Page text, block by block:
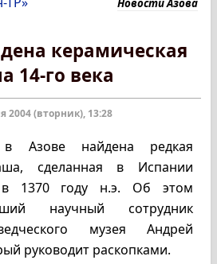
Новости Азова
керамическая
14-го века
2004 (вторник), 13:28
Азове найдена редкая
сделанная в Испании
в 1370 году н.э. Об этом
научный сотрудник
музея Андрей
руководит раскопками.